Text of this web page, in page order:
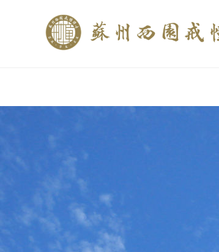
$description = category_description(); } elseif
trim(strip_tags($description)); ?>